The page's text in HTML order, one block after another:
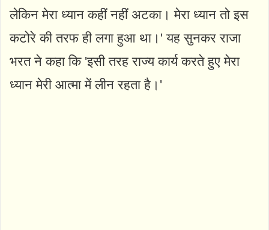
लेकिन मेरा ध्यान कहीं नहीं अटका। मेरा ध्यान तो इस
कटोरे की तरफ ही लगा हुआ था।' यह सुनकर राजा
भरत ने कहा कि 'इसी तरह राज्य कार्य करते हुए मेरा
ध्यान मेरी आत्मा में लीन रहता है।'